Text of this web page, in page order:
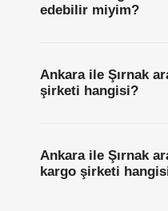
edebilir miyim?
Ankara ile Şırnak
şirketi hangisi?
Ankara ile Şırnak
kargo şirketi